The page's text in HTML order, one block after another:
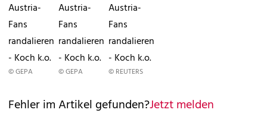
Austria-
Fans
randalieren
- Koch k.o.
© GEPA
Austria-
Fans
randalieren
- Koch k.o.
© GEPA
Austria-
Fans
randalieren
- Koch k.o.
© REUTERS
Fehler im Artikel gefunden?Jetzt melden